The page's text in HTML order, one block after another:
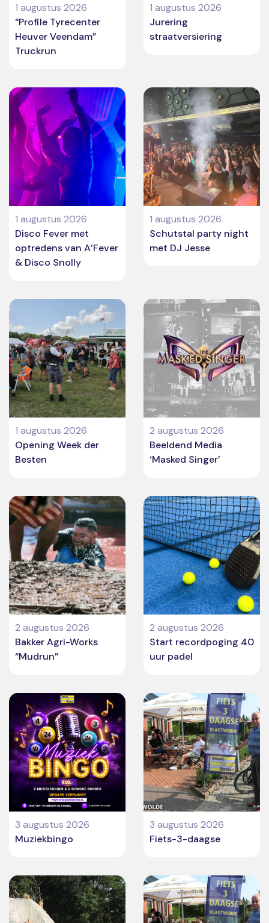
1 augustus 2026
“Profile Tyrecenter
Heuver Veendam”
Truckrun
1 augustus 2026
Jurering
straatversiering
1 augustus 2026
Disco Fever met
optredens van A’Fever
& Disco Snolly
1 augustus 2026
Schutstal party night
met DJ Jesse
1 augustus 2026
Opening Week der
Besten
2 augustus 2026
Beeldend Media
‘Masked Singer’
2 augustus 2026
Bakker Agri-Works
“Mudrun”
2 augustus 2026
Start recordpoging 40
uur padel
3 augustus 2026
Muziekbingo
3 augustus 2026
Fiets-3-daagse